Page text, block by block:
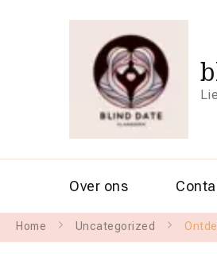
Over ons
Home Uncategorized